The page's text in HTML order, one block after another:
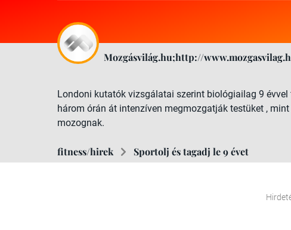
Mozgásvilág.hu;http://
Londoni kutatók vizsgálatai szerint biológiailag 9
három órán át intenzíven megmozgatják testüket ,
mozognak.
fitness/hirek Sportolj és tagadj le 9 évet